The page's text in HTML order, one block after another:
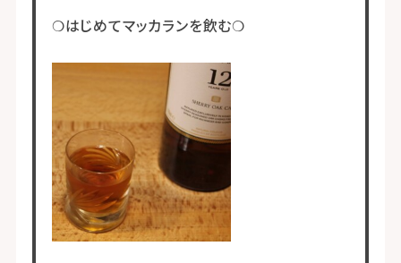
❍はじめてマッカランを飲む❍